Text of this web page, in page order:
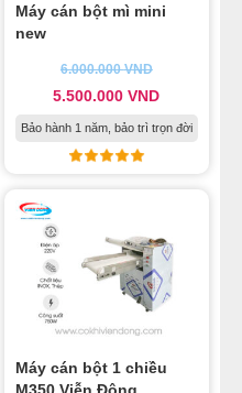
Máy cán bột mì mini
new
6.000.000VND
5.500.000VND
Bảo hành 1 năm, bảo trì trọn đời
Máy cán bột 1 chiều
M350 Viễn Đông